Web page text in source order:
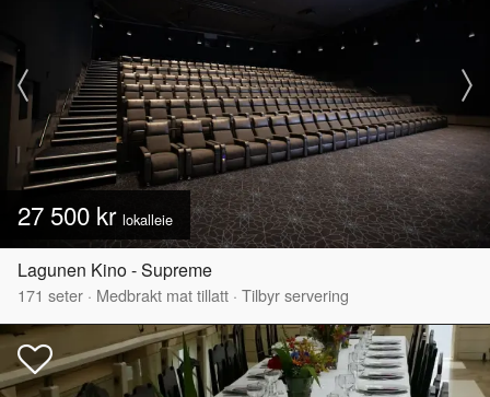
27 500 kr lokalleie
Lagunen Kino - Supreme
171 seter · Medbrakt mat tillatt · Tilbyr servering